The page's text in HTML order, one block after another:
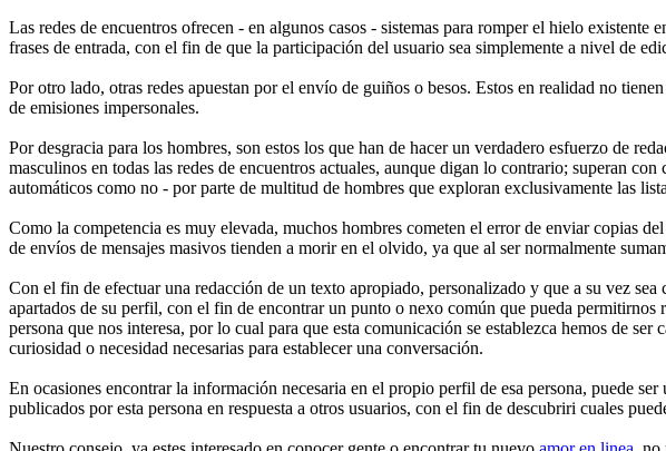
Las redes de encuentros ofrecen - en algunos casos - sistemas para romper el hielo
frases de entrada, con el fin de que la participación del usuario sea simplemente a nivel de
Por otro lado, otras redes apuestan por el envío de guiños o besos. Estos en realidad no
de emisiones impersonales.
Por desgracia para los hombres, son estos los que han de hacer un verdadero esfuerzo de
masculinos en todas las redes de encuentros actuales, aunque digan lo contrario; superan
automáticos como no - por parte de multitud de hombres que exploran exclusivamente las
Como la competencia es muy elevada, muchos hombres cometen el error de enviar copias
de envíos de mensajes masivos tienden a morir en el olvido, ya que al ser normalmente
Con el fin de efectuar una redacción de un texto apropiado, personalizado y que a su vez
apartados de su perfil, con el fin de encontrar un punto o nexo común que pueda
persona que nos interesa, por lo cual para que esta comunicación se establezca hemos de
curiosidad o necesidad necesarias para establecer una conversación.
En ocasiones encontrar la información necesaria en el propio perfil de esa persona, puede
publicados por esta persona en respuesta a otros usuarios, con el fin de descubriri cuales